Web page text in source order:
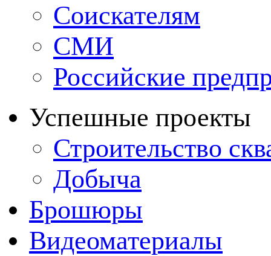
Соискателям
СМИ
Российские
Успешные проекты
Строительство
Добыча
Брошюры
Видеоматериалы